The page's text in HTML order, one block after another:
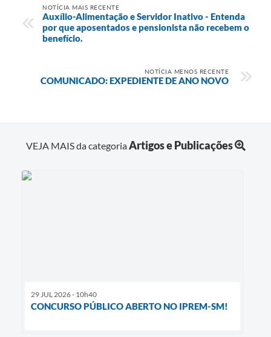
NOTÍCIA MAIS RECENTE
Auxílio-Alimentação e Servidor Inativo - Entenda
por que aposentados e pensionista não recebem o
benefício.
NOTÍCIA MENOS RECENTE
COMUNICADO: EXPEDIENTE DE ANO NOVO
VEJA MAIS da categoriaArtigos e Publicações
29 JUL 2026 - 10h40
CONCURSO PÚBLICO ABERTO NO IPREM-SM!